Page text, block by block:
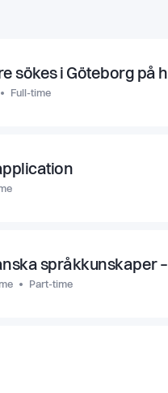
sökes i Göteborg på
Full-time
språkkunskaper
Part-time